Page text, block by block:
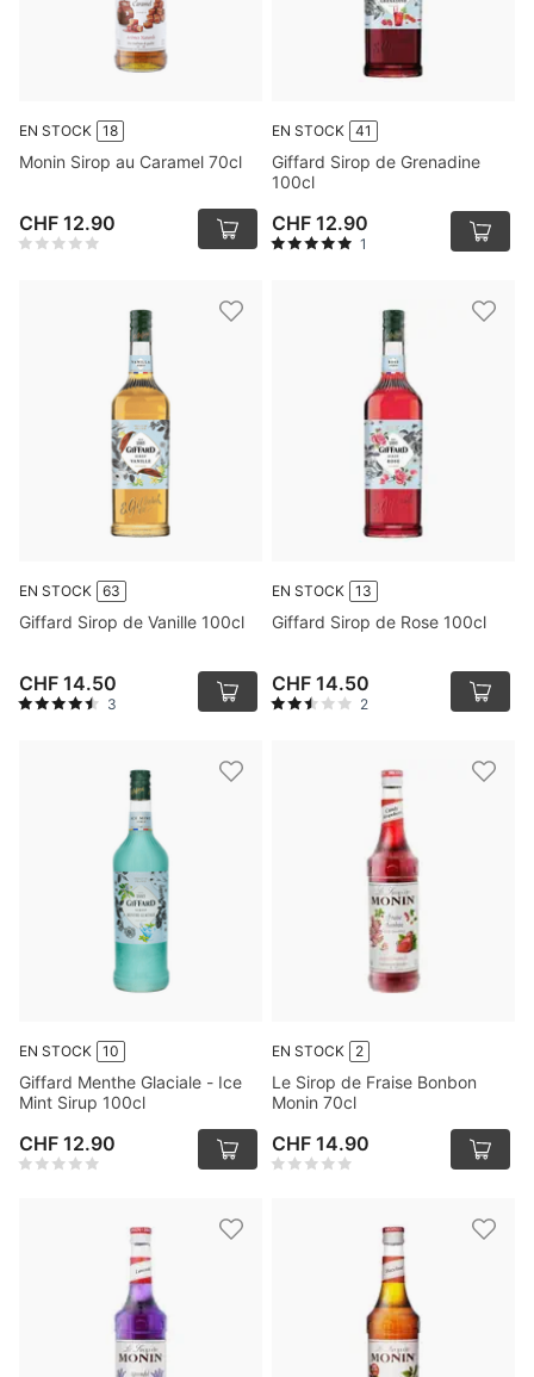
EN STOCK 18
Monin Sirop au Caramel 70cl
CHF 12.90
EN STOCK 41
Giffard Sirop de Grenadine
100cl
CHF 12.90
1
EN STOCK 63
Giffard Sirop de Vanille 100cl
CHF 14.50
3
EN STOCK 13
Giffard Sirop de Rose 100cl
CHF 14.50
2
EN STOCK 10
Giffard Menthe Glaciale - Ice
Mint Sirup 100cl
CHF 12.90
EN STOCK 2
Le Sirop de Fraise Bonbon
Monin 70cl
CHF 14.90